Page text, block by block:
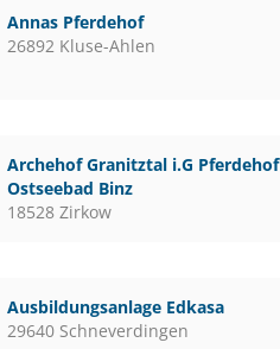
Annas Pferdehof
26892 Kluse-Ahlen
Archehof Granitztal i.G Pferdehof
Ostseebad Binz
18528 Zirkow
Ausbildungsanlage Edkasa
29640 Schneverdingen